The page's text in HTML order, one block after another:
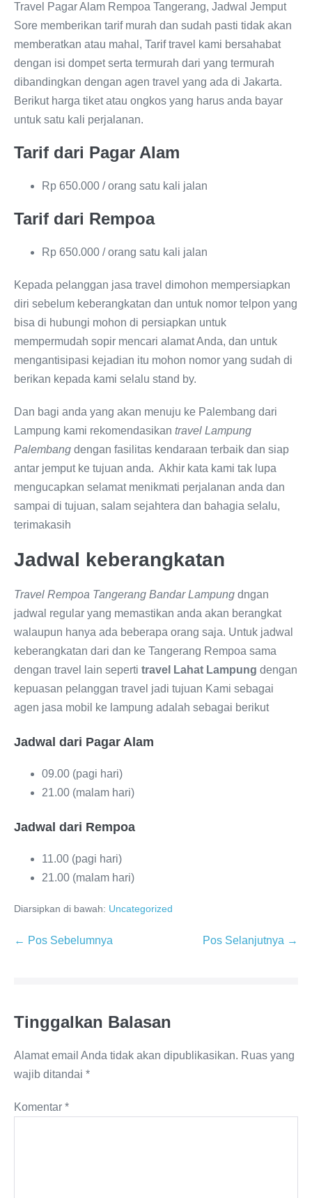
Travel Pagar Alam Rempoa Tangerang, Jadwal Jemput
Sore memberikan tarif murah dan sudah pasti tidak akan
memberatkan atau mahal, Tarif travel kami bersahabat
dengan isi dompet serta termurah dari yang termurah
dibandingkan dengan agen travel yang ada di Jakarta.
Berikut harga tiket atau ongkos yang harus anda bayar
untuk satu kali perjalanan.
Tarif dari Pagar Alam
Rp 650.000 / orang satu kali jalan
Tarif dari Rempoa
Rp 650.000 / orang satu kali jalan
Kepada pelanggan jasa travel dimohon mempersiapkan
diri sebelum keberangkatan dan untuk nomor telpon yang
bisa di hubungi mohon di persiapkan untuk
mempermudah sopir mencari alamat Anda, dan untuk
mengantisipasi kejadian itu mohon nomor yang sudah di
berikan kepada kami selalu stand by.
Dan bagi anda yang akan menuju ke Palembang dari
Lampung kami rekomendasikan travel Lampung
Palembang dengan fasilitas kendaraan terbaik dan siap
antar jemput ke tujuan anda. Akhir kata kami tak lupa
mengucapkan selamat menikmati perjalanan anda dan
sampai di tujuan, salam sejahtera dan bahagia selalu,
terimakasih
Jadwal keberangkatan
Travel Rempoa Tangerang Bandar Lampung dngan
jadwal regular yang memastikan anda akan berangkat
walaupun hanya ada beberapa orang saja. Untuk jadwal
keberangkatan dari dan ke Tangerang Rempoa sama
dengan travel lain seperti travel Lahat Lampung dengan
kepuasan pelanggan travel jadi tujuan Kami sebagai
agen jasa mobil ke lampung adalah sebagai berikut
Jadwal dari Pagar Alam
09.00 (pagi hari)
21.00 (malam hari)
Jadwal dari Rempoa
11.00 (pagi hari)
21.00 (malam hari)
Diarsipkan di bawah: Uncategorized
← Pos Sebelumnya Pos Selanjutnya →
Tinggalkan Balasan
Alamat email Anda tidak akan dipublikasikan. Ruas yang
wajib ditandai *
Komentar *